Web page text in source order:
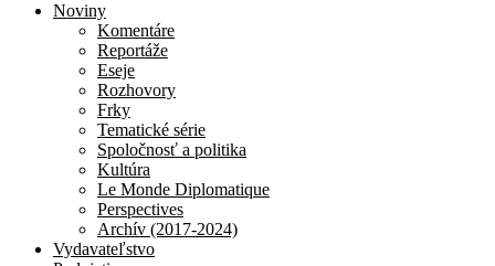
Noviny
Komentáre
Reportáže
Eseje
Rozhovory
Frky
Tematické série
Spoločnosť a politika
Kultúra
Le Monde Diplomatique
Perspectives
Archív (2017-2024)
Vydavateľstvo